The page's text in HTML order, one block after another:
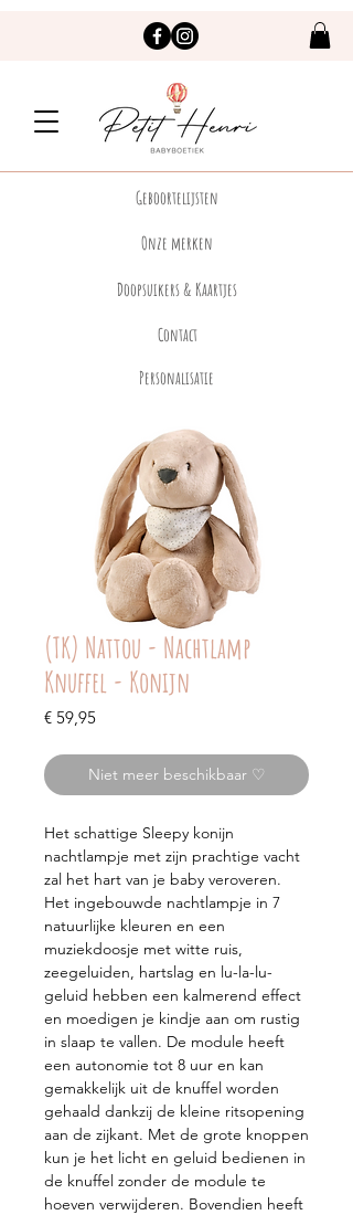
Geboortelijsten
Onze merken
Doopsuikers & Kaartjes
Contact
Personalisatie
(TK) Nattou - Nachtlamp
Knuffel - Konijn
€ 59,95Prijs
Niet meer beschikbaar ♡
Het schattige Sleepy konijn
nachtlampje met zijn prachtige vacht
zal het hart van je baby veroveren.
Het ingebouwde nachtlampje in 7
natuurlijke kleuren en een
muziekdoosje met witte ruis,
zeegeluiden, hartslag en lu-la-lu-
geluid hebben een kalmerend effect
en moedigen je kindje aan om rustig
in slaap te vallen. De module heeft
een autonomie tot 8 uur en kan
gemakkelijk uit de knuffel worden
gehaald dankzij de kleine ritsopening
aan de zijkant. Met de grote knoppen
kun je het licht en geluid bedienen in
de knuffel zonder de module te
hoeven verwijderen. Bovendien heeft